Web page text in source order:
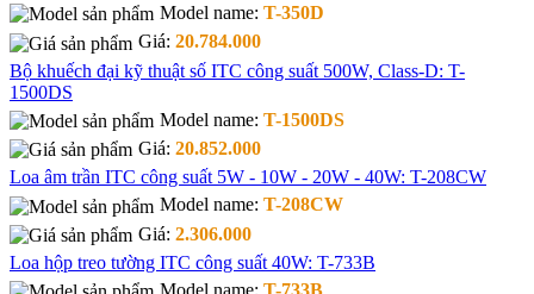
Model name: T-350D
Giá: 20.784.000
Bộ khuếch đại kỹ thuật số ITC công suất 500W, Class-D: T-
1500DS
Model name: T-1500DS
Giá: 20.852.000
Loa âm trần ITC công suất 5W - 10W - 20W - 40W: T-208CW
Model name: T-208CW
Giá: 2.306.000
Loa hộp treo tường ITC công suất 40W: T-733B
Model name: T-733B